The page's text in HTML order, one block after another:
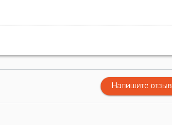
Напишите отзыв